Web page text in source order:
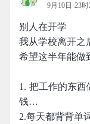
9月10日 23
别人在开学
我从学校离开之
希望这半年能做
1. 把工作的东
钱…
2.每天都背背单